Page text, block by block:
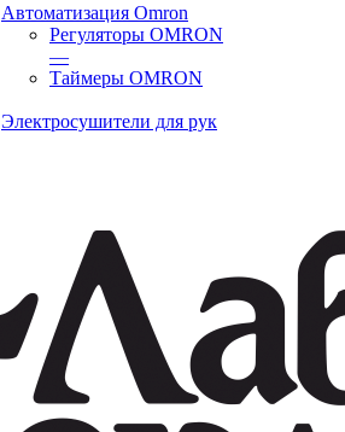
Автоматизация Omron
Регуляторы OMRON
—
Таймеры OMRON
Электросушители для рук